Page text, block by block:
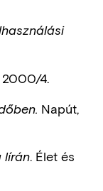
2000/4.
Napút,
lírán. Élet és